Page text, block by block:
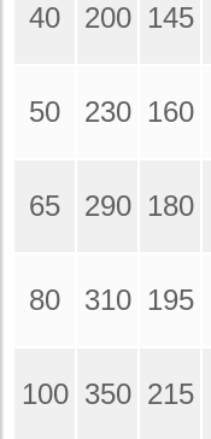
40 200 145
50 230 160
65 290 180
80 310 195
100 350 215